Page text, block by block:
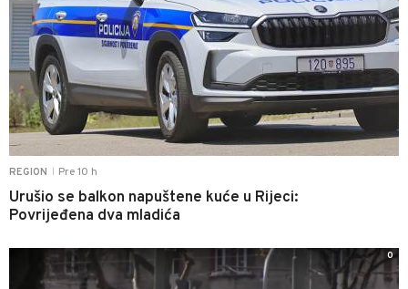
REGION Pre 10 h
Urušio se balkon napuštene kuće u Rijeci:
Povrijeđena dva mladića
0